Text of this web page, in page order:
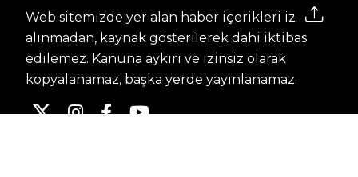
Web sitemizde yer alan haber içerikleri izin
alınmadan, kaynak gösterilerek dahi iktibas
edilemez. Kanuna aykırı ve izinsiz olarak
kopyalanamaz, başka yerde yayınlanamaz.